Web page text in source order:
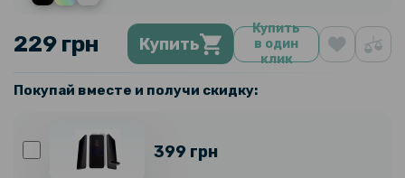
229 грн Купить
Купить
в один
клик
Покупай вместе и получи скидку:
399 грн